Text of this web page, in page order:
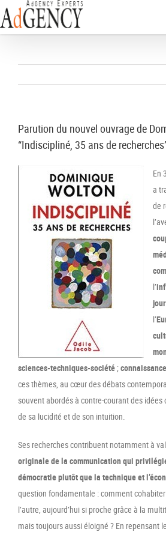
Parution du nouvel ouvrage de
“Indiscipliné, 35 ans de
En
a
de
l’
l’
sciences-techniques-société ;
ces thèmes, au cœur des débats
souvent abordés à contre-courant des
de sa lucidité et de son intuition.
Ses recherches contribuent notamment à
originale de la communicationqui
démocratie plutôt que la technique et
question fondamentale : comment
l’autre, aujourd’hui si proche grâce à la
mais toujours aussi éloigné ? En repensant